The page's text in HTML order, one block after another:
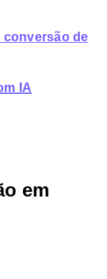
conversão de
IA
em